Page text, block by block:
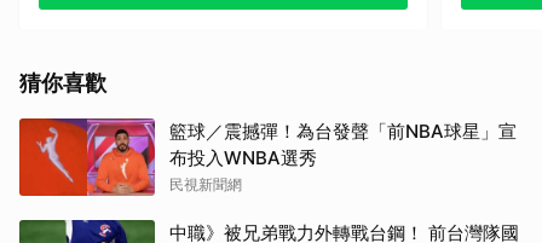
猜你喜歡
籃球／震撼彈！為台發聲「前NBA球星」宣
布投入WNBA選秀
民視新聞網
中職》被兄弟戰力外轉戰台鋼！ 前台灣隊國